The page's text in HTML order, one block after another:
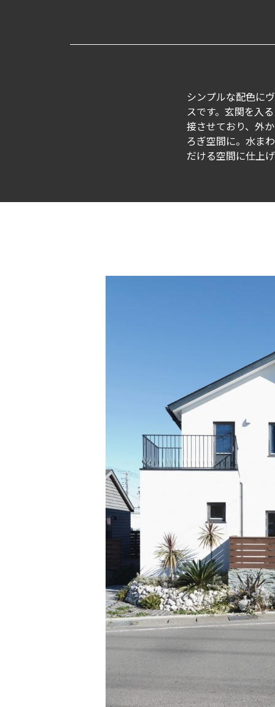
シンプルな配色に
スです。玄関を入
接させており、外
ろぎ空間に。水ま
だける空間に仕上